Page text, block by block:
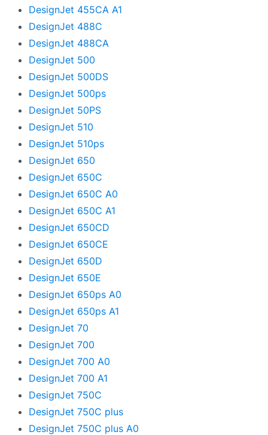
DesignJet 455CA A1
DesignJet 488C
DesignJet 488CA
DesignJet 500
DesignJet 500DS
DesignJet 500ps
DesignJet 50PS
DesignJet 510
DesignJet 510ps
DesignJet 650
DesignJet 650C
DesignJet 650C A0
DesignJet 650C A1
DesignJet 650CD
DesignJet 650CE
DesignJet 650D
DesignJet 650E
DesignJet 650ps A0
DesignJet 650ps A1
DesignJet 70
DesignJet 700
DesignJet 700 A0
DesignJet 700 A1
DesignJet 750C
DesignJet 750C plus
DesignJet 750C plus A0